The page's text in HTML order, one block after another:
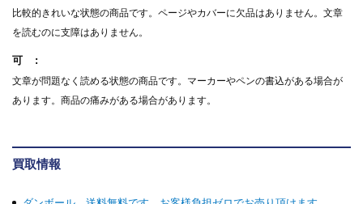
比較的きれいな状態の商品です。ページやカバーに欠品はありません。文章
を読むのに支障はありません。
可
文章が問題なく読める状態の商品です。マーカーやペンの書込がある場合が
あります。商品の痛みがある場合があります。
買取情報